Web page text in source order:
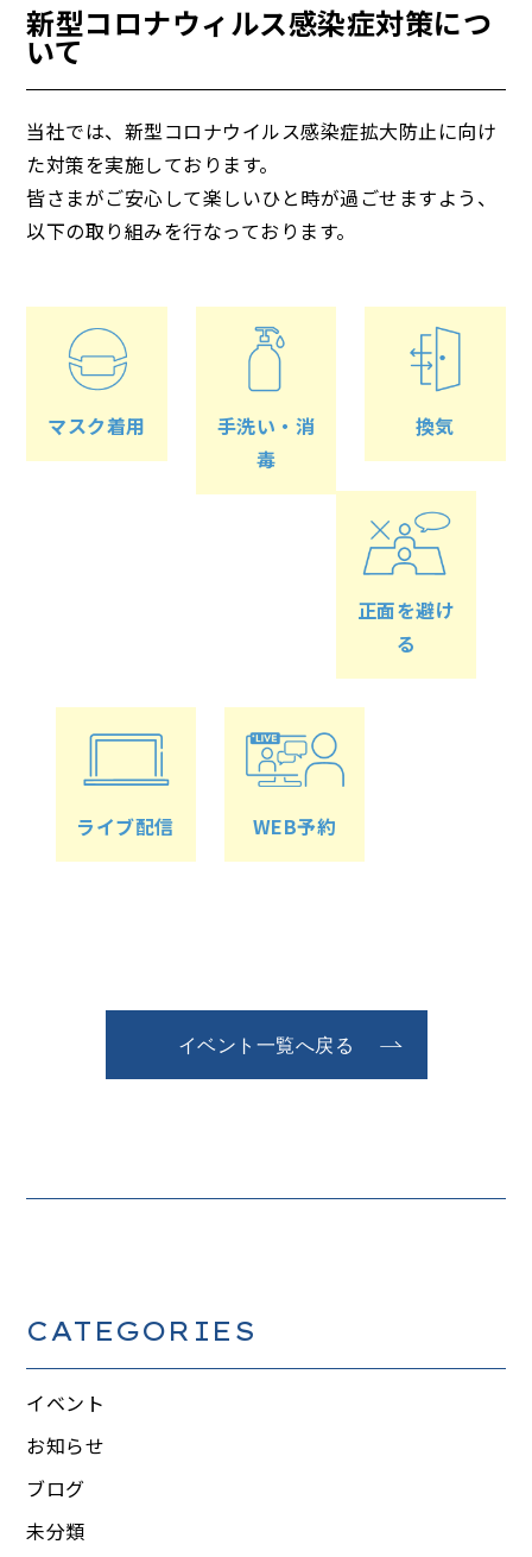
新型コロナウィルス感染症対策につ
いて
当社では、新型コロナウイルス感染症拡大防止に向け
た対策を実施しております。
皆さまがご安心して楽しいひと時が過ごせますよう、
以下の取り組みを行なっております。
マスク着用
手洗い・消
毒
換気
正面を避け
る
ライブ配信 WEB予約
イベント一覧へ戻る
CATEGORIES
イベント
お知らせ
ブログ
未分類